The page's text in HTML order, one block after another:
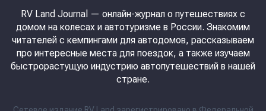
RV Land Journal — онлайн-журнал о путешествиях с
домом на колесах и автотуризме в России. Знакомим
читателей с кемпингами для автодомов, рассказываем
про интересные места для поездок, а также изучаем
быстрорастущую индустрию автопутешествий в нашей
стране.